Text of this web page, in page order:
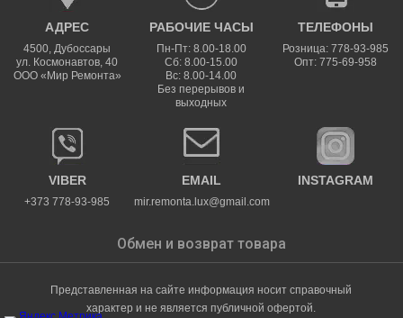
АДРЕС
4500,Дубоссары
ул. Космонавтов, 40
ООО «Мир Ремонта»
РАБОЧИЕ ЧАСЫ
Пн-Пт: 8.00-18.00
Сб: 8.00-15.00
Вс: 8.00-14.00
Без перерывов и
выходных
ТЕЛЕФОНЫ
Розница: 778-93-985
Опт: 775-69-958
VIBER
+373 778-93-985
EMAIL
mir.remonta.lux@gmail.com
INSTAGRAM
Обмен и возврат товара
Представленная на сайте информация носит справочный
характер и не является публичной офертой.